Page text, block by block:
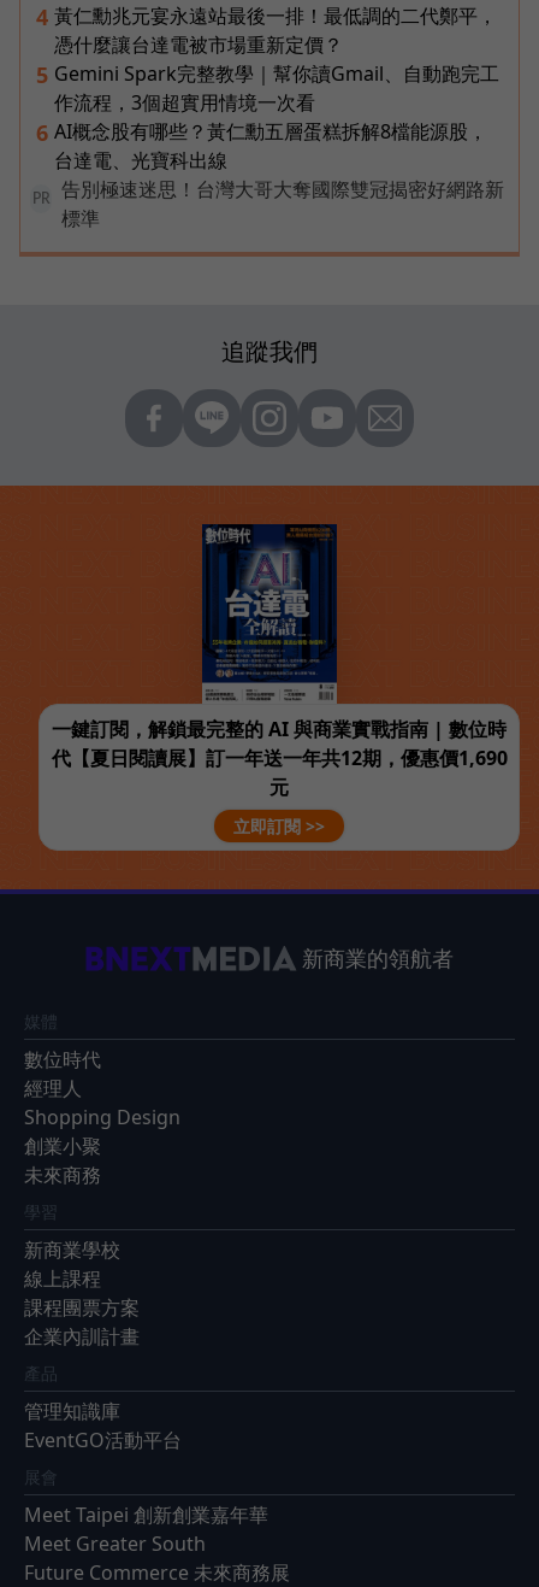
4 黃仁勳兆元宴永遠站最後一排！最低調的二代鄭平，
憑什麼讓台達電被市場重新定價？
5 Gemini Spark完整教學｜幫你讀Gmail、自動跑完工
作流程，3個超實用情境一次看
6 AI概念股有哪些？黃仁勳五層蛋糕拆解8檔能源股，
台達電、光寶科出線
PR
告別極速迷思！台灣大哥大奪國際雙冠揭密好網路新
標準
追蹤我們
一鍵訂閱，解鎖最完整的 AI 與商業實戰指南 | 數位時
代【夏日閱讀展】訂一年送一年共12期，優惠價1,690
元
立即訂閱 >>
新商業的領航者
媒體
數位時代
經理人
Shopping Design
創業小聚
未來商務
學習
新商業學校
線上課程
課程團票方案
企業內訓計畫
產品
管理知識庫
EventGO活動平台
展會
Meet Taipei 創新創業嘉年華
Meet Greater South
Future Commerce 未來商務展